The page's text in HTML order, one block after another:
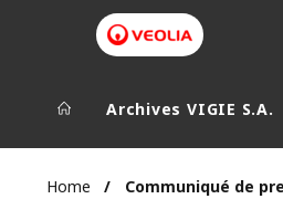
Archives VIGIE S.A.
Home